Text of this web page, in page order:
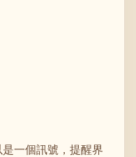
一個訊號，提醒界